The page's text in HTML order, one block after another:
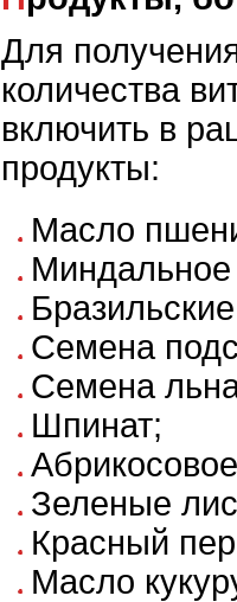
Для
количества
включить в
продукты:
Масло
Семена
Семена
Шпинат;
Зеленые
Красный
Масло